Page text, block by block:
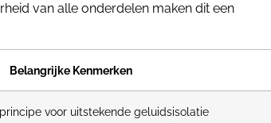
van alle onderdelen maken dit een
Belangrijke Kenmerken
voor uitstekende geluidsisolatie